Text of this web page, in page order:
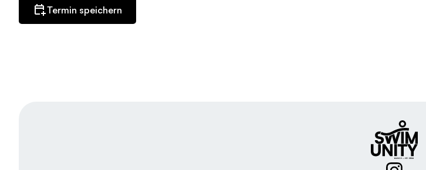
Termin speichern